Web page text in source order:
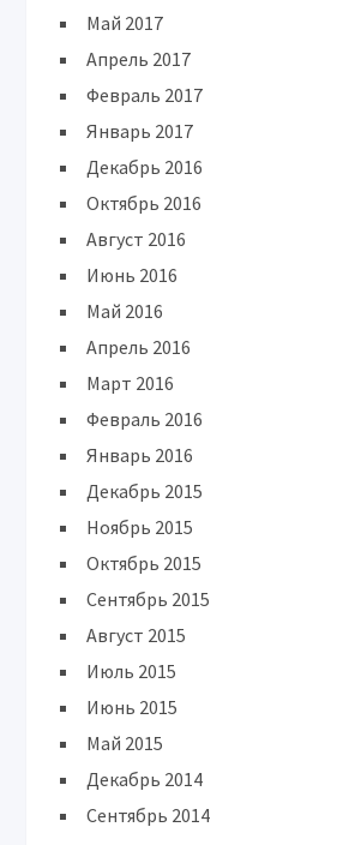
Май 2017
Апрель 2017
Февраль 2017
Январь 2017
Декабрь 2016
Октябрь 2016
Август 2016
Июнь 2016
Май 2016
Апрель 2016
Март 2016
Февраль 2016
Январь 2016
Декабрь 2015
Ноябрь 2015
Октябрь 2015
Сентябрь 2015
Август 2015
Июль 2015
Июнь 2015
Май 2015
Декабрь 2014
Сентябрь 2014